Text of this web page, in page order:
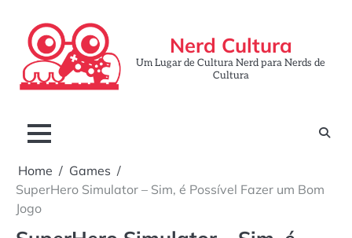
content
Nerd Cultura
Um Lugar de Cultura Nerd para Nerds de
Cultura
Home
Games
SuperHero Simulator – Sim, é Possível Fazer um Bom
Jogo